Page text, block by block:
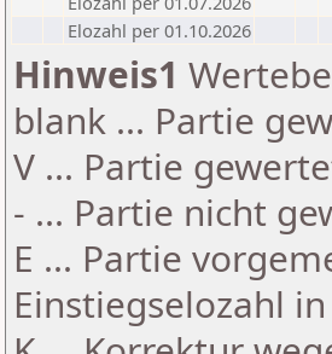
Elozahl per 01.10.2026
Hinweis1
blank ... Partie
V ... Partie
- ... Partie nicht
E ... Partie
Einstiegselozahl